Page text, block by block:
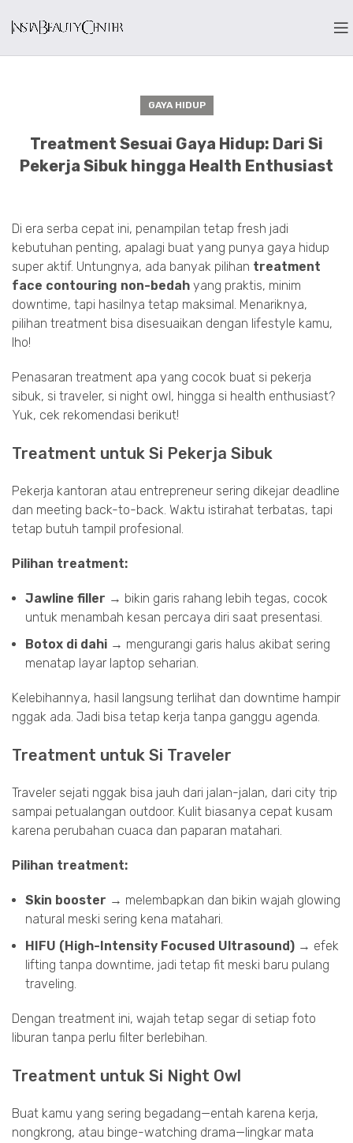
GAYA HIDUP
Treatment Sesuai Gaya Hidup: Dari Si
Pekerja Sibuk hingga Health Enthusiast
Di era serba cepat ini, penampilan tetap fresh jadi
kebutuhan penting, apalagi buat yang punya gaya hidup
super aktif. Untungnya, ada banyak pilihan treatment
face contouring non-bedah yang praktis, minim
downtime, tapi hasilnya tetap maksimal. Menariknya,
pilihan treatment bisa disesuaikan dengan lifestyle kamu,
lho!
Penasaran treatment apa yang cocok buat si pekerja
sibuk, si traveler, si night owl, hingga si health enthusiast?
Yuk, cek rekomendasi berikut!
Treatment untuk Si Pekerja Sibuk
Pekerja kantoran atau entrepreneur sering dikejar deadline
dan meeting back-to-back. Waktu istirahat terbatas, tapi
tetap butuh tampil profesional.
Pilihan treatment:
Jawline filler → bikin garis rahang lebih tegas, cocok
untuk menambah kesan percaya diri saat presentasi.
Botox di dahi → mengurangi garis halus akibat sering
menatap layar laptop seharian.
Kelebihannya, hasil langsung terlihat dan downtime hampir
nggak ada. Jadi bisa tetap kerja tanpa ganggu agenda.
Treatment untuk Si Traveler
Traveler sejati nggak bisa jauh dari jalan-jalan, dari city trip
sampai petualangan outdoor. Kulit biasanya cepat kusam
karena perubahan cuaca dan paparan matahari.
Pilihan treatment:
Skin booster → melembapkan dan bikin wajah glowing
natural meski sering kena matahari.
HIFU (High-Intensity Focused Ultrasound) → efek
lifting tanpa downtime, jadi tetap fit meski baru pulang
traveling.
Dengan treatment ini, wajah tetap segar di setiap foto
liburan tanpa perlu filter berlebihan.
Treatment untuk Si Night Owl
Buat kamu yang sering begadang—entah karena kerja,
nongkrong, atau binge-watching drama—lingkar mata